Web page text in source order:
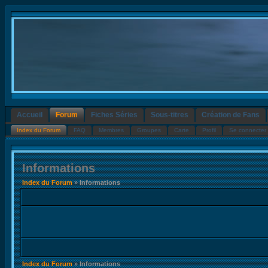
Accueil Forum Fiches Séries Sous-titres Création de Fans
Index du Forum FAQ Membres Groupes Carte Profil Se connecter
Informations
Index du Forum» Informations
Index du Forum» Informations